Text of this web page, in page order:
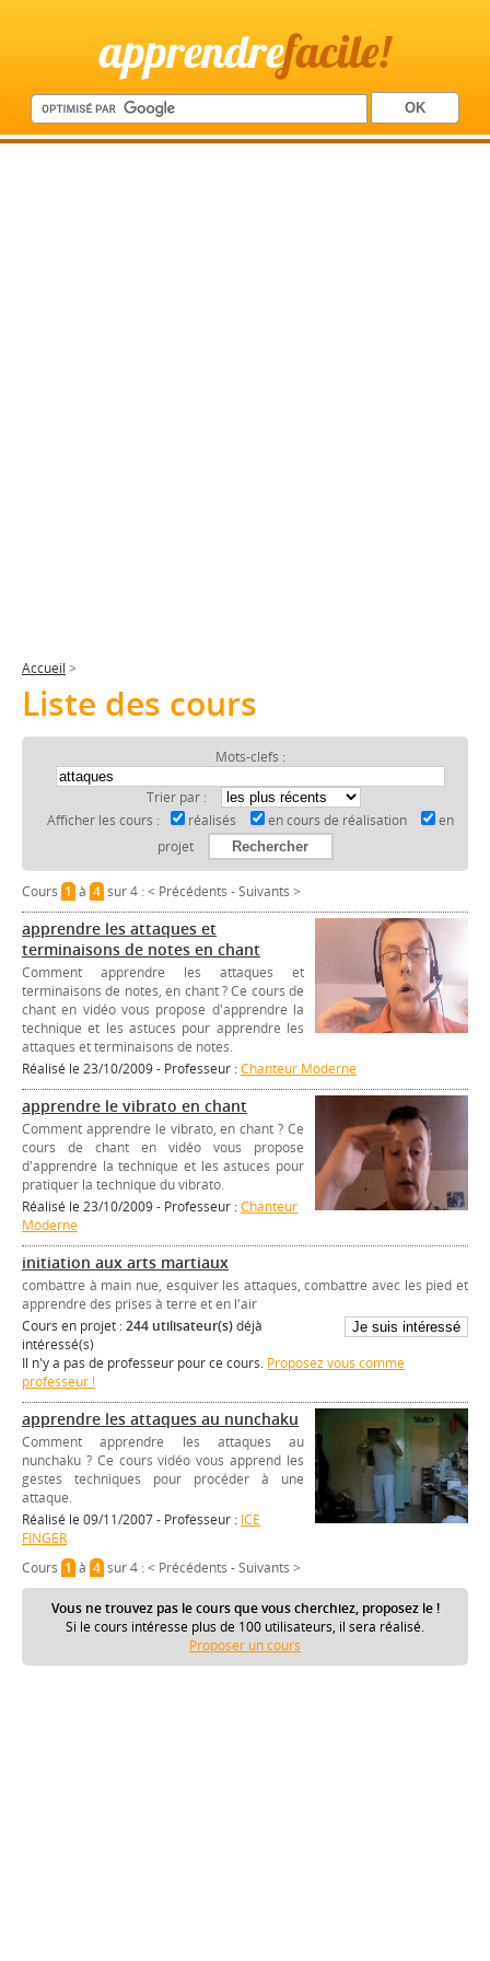
apprendrefacile!
Accueil >
Liste des cours
Mots-clefs :
Trier par :
Afficher les cours :
réalisés en cours de réalisation
en
projet
Cours 1à 4sur 4 :< Précédents -Suivants >
apprendre les attaques et
terminaisons de notes en chant
Comment apprendre les attaques et
terminaisons de notes, en chant ? Ce cours de
chant en vidéo vous propose d'apprendre la
technique et les astuces pour apprendre les
attaques et terminaisons de notes.
Réalisé le 23/10/2009 - Professeur :Chanteur Moderne
apprendre le vibrato en chant
Comment apprendre le vibrato, en chant ? Ce
cours de chant en vidéo vous propose
d'apprendre la technique et les astuces pour
pratiquer la technique du vibrato.
Réalisé le 23/10/2009 - Professeur :Chanteur
Moderne
initiation aux arts martiaux
combattre à main nue, esquiver les attaques, combattre avec les pied et
apprendre des prises à terre et en l'air
Cours en projet :244 utilisateur(s)déjà
intéressé(s)
Il n'y a pas de professeur pour ce cours. Proposez vous comme
professeur !
apprendre les attaques au nunchaku
Comment apprendre les attaques au
nunchaku ? Ce cours vidéo vous apprend les
gestes techniques pour procéder à une
attaque.
Réalisé le 09/11/2007 - Professeur : ICE
FINGER
Cours 1à 4sur 4 :< Précédents -Suivants >
Vous ne trouvez pas le cours que vous cherchiez, proposez le !
Si le cours intéresse plus de 100 utilisateurs, il sera réalisé.
Proposer un cours